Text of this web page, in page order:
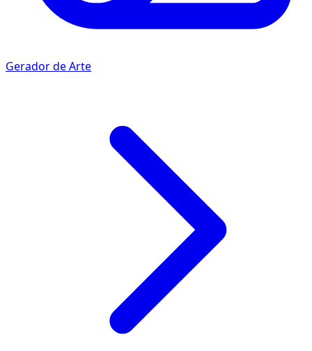
Gerador de Arte